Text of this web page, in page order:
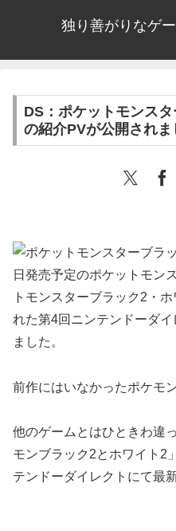
独り善がりなゲ
DS：ポケットモンス
の紹介PVが公開されま
日発売予定のポケットモン
トモンスターブラック2・
れた第4回ニンテンドーダ
ました。
前作にはいなかったポケモ
他のゲームとはひときわ違
モンブラック2とホワイト2
テンドーダイレクトにて最